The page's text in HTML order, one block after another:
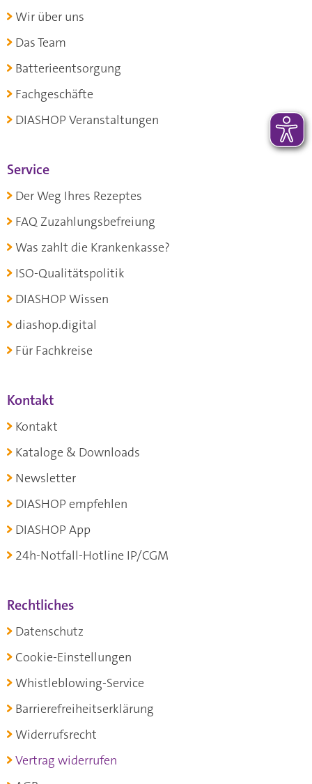
Wir über uns
Das Team
Batterieentsorgung
Fachgeschäfte
DIASHOP Veranstaltungen
Service
Der Weg Ihres Rezeptes
FAQ Zuzahlungsbefreiung
Was zahlt die Krankenkasse?
ISO-Qualitätspolitik
DIASHOP Wissen
diashop.digital
Für Fachkreise
Kontakt
Kontakt
Kataloge & Downloads
Newsletter
DIASHOP empfehlen
DIASHOP App
24h-Notfall-Hotline IP/CGM
Rechtliches
Datenschutz
Cookie-Einstellungen
Whistleblowing-Service
Barrierefreiheitserklärung
Widerrufsrecht
Vertrag widerrufen